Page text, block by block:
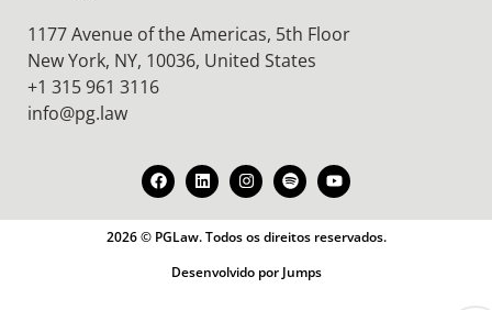
1177 Avenue of the Americas, 5th Floor
New York, NY, 10036, United States
+1 315 961 3116
info@pg.law
2026 © PGLaw. Todos os direitos reservados.
Desenvolvido por Jumps